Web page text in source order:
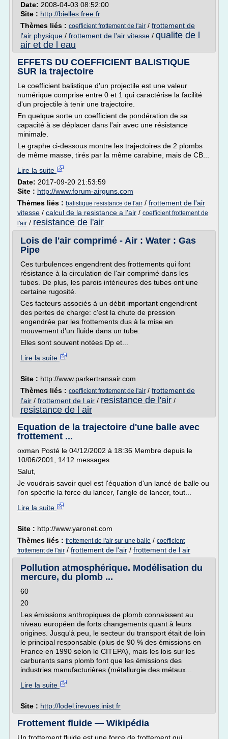
Date: 2008-04-03 08:52:00
Site : http://bielles.free.fr
Thèmes liés : coefficient frottement de l'air / frottement de
l'air physique / frottement de l'air vitesse / qualite de l
air et de l eau
EFFETS DU COEFFICIENT BALISTIQUE
SUR la trajectoire
Le coefficient balistique d'un projectile est une valeur
numérique comprise entre 0 et 1 qui caractérise la facilité
d'un projectile à tenir une trajectoire.
En quelque sorte un coefficient de pondération de sa
capacité à se déplacer dans l'air avec une résistance
minimale.
Le graphe ci-dessous montre les trajectoires de 2 plombs
de même masse, tirés par la même carabine, mais de CB...
Lire la suite
Date: 2017-09-20 21:53:59
Site : http://www.forum-airguns.com
Thèmes liés : balistique resistance de l'air / frottement de l'air
vitesse / calcul de la resistance a l'air / coefficient frottement de
l'air / resistance de l'air
Lois de l'air comprimé - Air : Water : Gas
Pipe
Ces turbulences engendrent des frottements qui font
résistance à la circulation de l'air comprimé dans les
tubes. De plus, les parois intérieures des tubes ont une
certaine rugosité.
Ces facteurs associés à un débit important engendrent
des pertes de charge: c'est la chute de pression
engendrée par les frottements dus à la mise en
mouvement d'un fluide dans un tube.
Elles sont souvent notées Dp et...
Lire la suite
Site : http://www.parkertransair.com
Thèmes liés : coefficient frottement de l'air / frottement de
l'air / frottement de l air / resistance de l'air /
resistance de l air
Equation de la trajectoire d'une balle avec
frottement ...
oxman Posté le 04/12/2002 à 18:36 Membre depuis le
10/06/2001, 1412 messages
Salut,
Je voudrais savoir quel est l'équation d'un lancé de balle ou
l'on spécifie la force du lancer, l'angle de lancer, tout...
Lire la suite
Site : http://www.yaronet.com
Thèmes liés : frottement de l'air sur une balle / coefficient
frottement de l'air / frottement de l'air / frottement de l air
Pollution atmosphérique. Modélisation du
mercure, du plomb ...
60
20
Les émissions anthropiques de plomb connaissent au
niveau européen de forts changements quant à leurs
origines. Jusqu'à peu, le secteur du transport était de loin
le principal responsable (plus de 90 % des émissions en
France en 1990 selon le CITEPA), mais les lois sur les
carburants sans plomb font que les émissions des
industries manufacturières (métallurgie des métaux...
Lire la suite
Site : http://lodel.irevues.inist.fr
Frottement fluide — Wikipédia